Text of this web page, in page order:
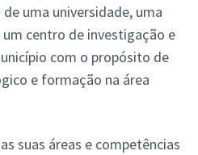
uma universidade, uma
centro de investigação e
com o propósito de
e formação na área
suas áreas e competências